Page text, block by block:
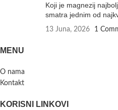
Koji je magnezij
smatra jednim od
13 Juna, 2026 1
MENU
O nama
Kontakt
KORISNI LINKOVI